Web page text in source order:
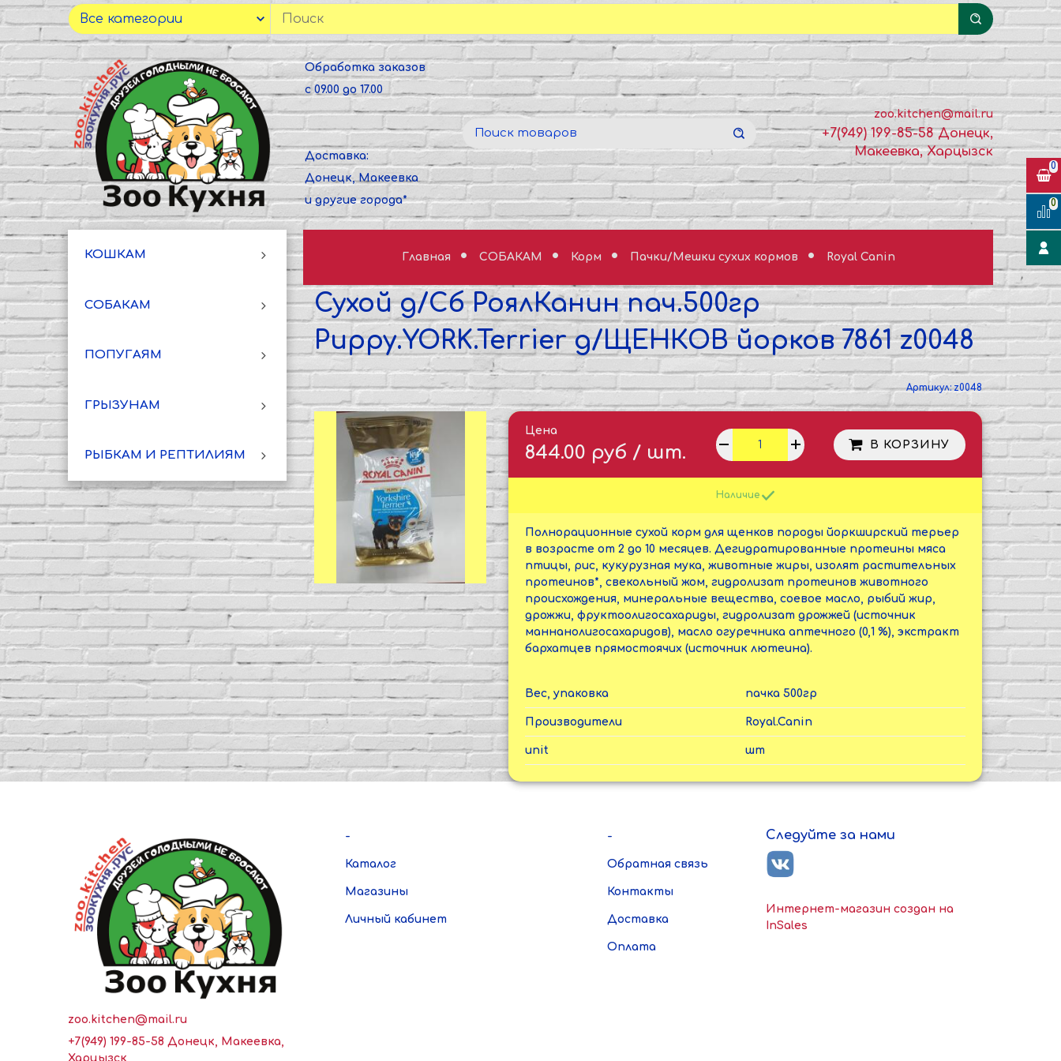
Обработка заказов
с 09.00 до 17.00
Доставка:
Донецк, Макеевка
и другие города*
zoo.kitchen@mail.ru
+7(949) 199-85-58 Донецк,
Макеевка, Харцызск
КОШКАМ
СОБАКАМ
ПОПУГАЯМ
ГРЫЗУНАМ
РЫБКАМ И РЕПТИЛИЯМ
Главная СОБАКАМ Корм Пачки/Мешки сухих кормов Royal Canin
Сухой д/Сб РоялКанин пач.500гр
Puppy.YORK.Terrier д/ЩЕНКОВ йорков 7861 z0048
Артикул:z0048
Цена
844.00 руб / шт. В КОРЗИНУ
Наличие
Полнорационные сухой корм для щенков породы йоркширский терьер
в возрасте от 2 до 10 месяцев. Дегидратированные протеины мяса
птицы, рис, кукурузная мука, животные жиры, изолят растительных
протеинов*, свекольный жом, гидролизат протеинов животного
происхождения, минеральные вещества, соевое масло, рыбий жир,
дрожжи, фруктоолигосахариды, гидролизат дрожжей (источник
мaннанолигосахаридов), масло огуречника аптечного (0,1 %), экстракт
бархатцев прямостоячих (источник лютеина).
Вес, упаковка пачка 500гр
Производители Royal.Canin
unit шт
zoo.kitchen@mail.ru
+7(949) 199-85-58 Донецк, Макеевка,
Харцызск
-
Каталог
Магазины
Личный кабинет
-
Обратная связь
Контакты
Доставка
Оплата
Следуйте за нами
Интернет-магазин создан на
InSales
0
0